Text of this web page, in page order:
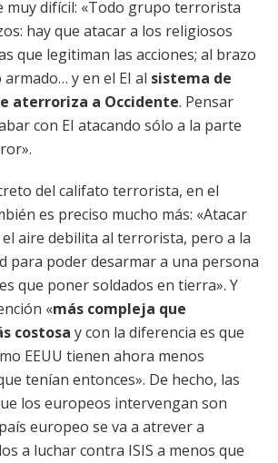
muy difícil: «Todo grupo terrorista
hay que atacar a los religiosos
que legitiman las acciones; al brazo
y en el EI al sistema de
aterroriza a Occidente. Pensar
con EI atacando sólo a la parte
del califato terrorista, en el
es preciso mucho más: «Atacar
aire debilita al terrorista, pero a la
para poder desarmar a una persona
que poner soldados en tierra». Y
«más compleja que
costosa y con la diferencia es que
EEUU tienen ahora menos
tenían entonces». De hecho, las
los europeos intervengan son
europeo se va a atrever a
a luchar contra ISIS a menos que